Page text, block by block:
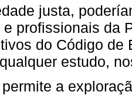
justa,
profissionais da
do Código de
estudo,
a